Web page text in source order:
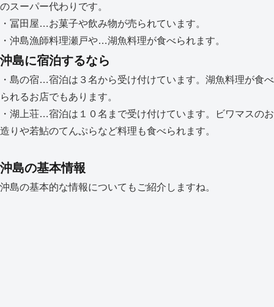
のスーパー代わりです。
・冨田屋…お菓子や飲み物が売られています。
・沖島漁師料理瀬戸や…湖魚料理が食べられます。
沖島に宿泊するなら
・島の宿…宿泊は３名から受け付けています。湖魚料理が食べ
られるお店でもあります。
・湖上荘…宿泊は１０名まで受け付けています。ビワマスのお
造りや若鮎のてんぷらなど料理も食べられます。
沖島の基本情報
沖島の基本的な情報についてもご紹介しますね。